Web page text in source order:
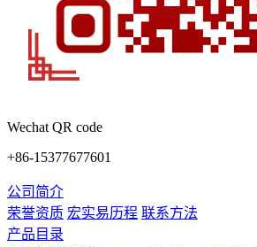
Wechat QR code
+86-15377677601
公司简介
荣誉资质 宏实易历程 联系方法
产品目录